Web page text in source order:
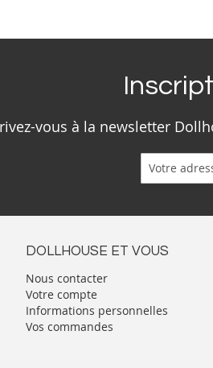
vous à la newsletter
DOLLHOUSE ET VOUS
Nous contacter
Votre compte
Informations personnelles
Vos commandes